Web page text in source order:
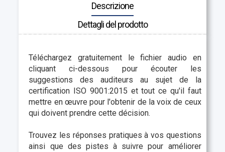
Descrizione
Dettagli del prodotto
Téléchargez gratuitement le fichier audio en
cliquant ci-dessous pour écouter les
suggestions des auditeurs au sujet de la
certification ISO 9001:2015 et tout ce qu'il faut
mettre en œuvre pour l'obtenir de la voix de ceux
qui doivent prendre cette décision.
Trouvez les réponses pratiques à vos questions
ainsi que des pistes à suivre pour améliorer